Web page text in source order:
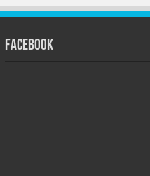
FACEBOOK